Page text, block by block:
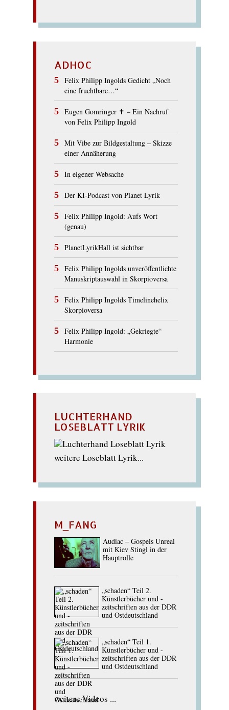
ADHOC
Felix Philipp Ingolds Gedicht „Noch
eine fruchtbare…“
Eugen Gomringer ✝︎ – Ein Nachruf
von Felix Philipp Ingold
Mit Vibe zur Bildgestaltung – Skizze
einer Annäherung
In eigener Websache
Der KI-Podcast von Planet Lyrik
Felix Philipp Ingold: Aufs Wort
(genau)
PlanetLyrikHall ist sichtbar
Felix Philipp Ingolds unveröffentlichte
Manuskriptauswahl in Skorpioversa
Felix Philipp Ingolds Timelinehelix
Skorpioversa
Felix Philipp Ingold: „Gekriegte“
Harmonie
LUCHTERHAND
LOSEBLATT LYRIK
weitere Loseblatt Lyrik...
M_FANG
Audiac – Gospels Unreal
mit Kiev Stingl in der
Hauptrolle
„schaden“ Teil 2.
Künstlerbücher und -
zeitschriften aus der DDR
und Ostdeutschland
„schaden“ Teil 1.
Künstlerbücher und -
zeitschriften aus der DDR
und Ostdeutschland
weitere Videos ...